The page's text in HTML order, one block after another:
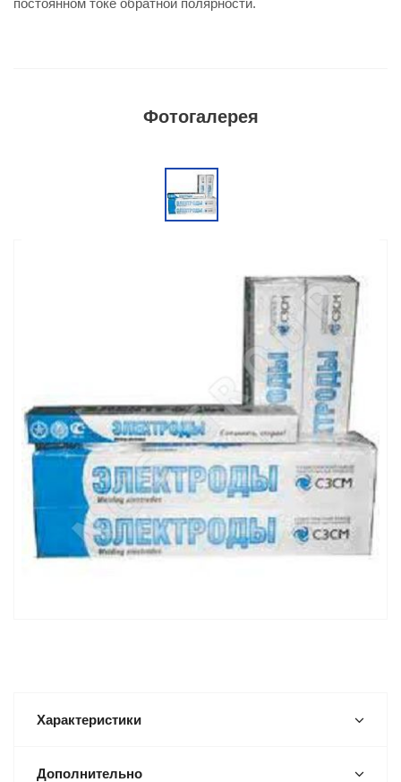
постоянном токе обратной полярности.
Фотогалерея
Характеристики
Дополнительно